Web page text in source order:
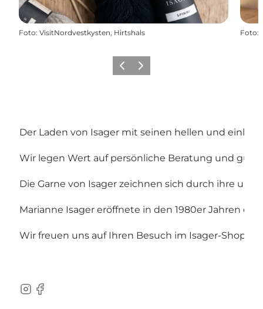
Foto: VisitNordvestkysten, Hirtshals Foto:
ZurückWeiter
Der Laden von Isager mit seinen hellen und
Wir legen Wert auf persönliche Beratung und
Die Garne von Isager zeichnen sich durch ihre
Marianne Isager eröffnete in den 1980er Jahren
Wir freuen uns auf Ihren Besuch im Isager-Shop.
Instagram
Facebook